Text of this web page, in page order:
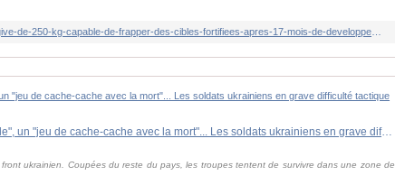
Guerre en Ukraine : les troupes "coupées du reste du monde", un "jeu de cache-cache avec la mort"... Les soldats ukrainiens en grave difficulté tactique et opérationnelle à Pokrovsk
ukrainien. Coupées du reste du pays, les troupes tentent de survivre dans une zone de